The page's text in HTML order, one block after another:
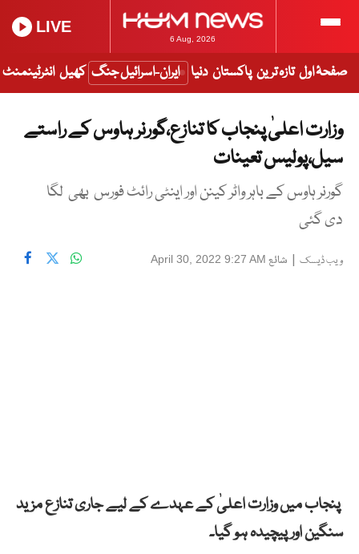
6 Aug, 2026
LIVE
صفحۂ اول تازہ ترین پاکستان دنیا ایران-اسرائیل جنگ کھیل انٹرٹینمنٹ
وزارت اعلیٰ پنجاب کا تنازع،گورنر ہاوس کے راستے
سیل،پولیس تعینات
گورنر ہاوس کے باہر واٹر کینن اور اینٹی رائٹ فورس بھی لگا
دی گئی
ویب ڈیسک | شائع April 30, 2022 9:27 AM
پنجاب میں وزارت اعلیٰ کے عہدے کے لیے جاری تنازع مزید
سنگین اور پیچیدہ ہو گیا۔